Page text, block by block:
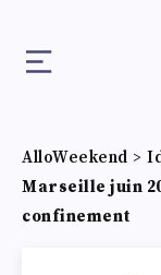
AlloWeekend >
Marseille juin
confinement